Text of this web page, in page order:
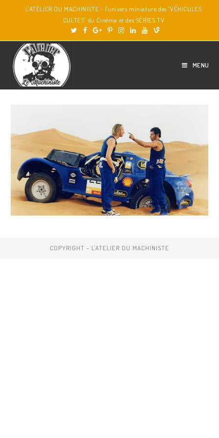
L'ATELIER DU MACHINISTE - l'univers miniature des "VÉHICULES
CULTES" du Cinéma et des SÉRIES TV
MENU
COPYRIGHT - L'ATELIER DU MACHINISTE